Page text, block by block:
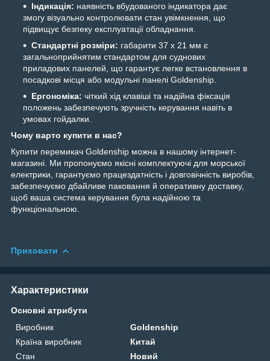
Індикація: наявність вбудованого індикатора дає
змогу візуально контролювати стан увімкнення, що
підвищує безпеку експлуатації обладнання.
Стандартні розміри: габарити 37 х 21 мм є
загальноприйнятим стандартом для суднових
приладових панелей, що гарантує легке встановлення в
посадкові місця або модульні панелі Goldenship.
Ергономіка: чіткий хід клавіші та надійна фіксація
положень забезпечують зручність керування навіть в
умовах гойдалки.
Чому варто купити в нас?
Купити перемикач Goldenship можна в нашому інтернет-
магазині. Ми пропонуємо якісні комплектуючі для морської
електрики, гарантуємо працездатність і довговічність виробів,
забезпечуємо дбайливе паковання й оперативну доставку,
щоб ваша система керування була надійною та
функціональною.
Приховати
Характеристики
Основні атрибути
Виробник
Goldenship
Країна виробник
Китай
Стан
Новий